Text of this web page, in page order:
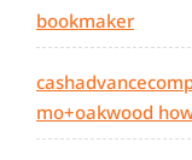
bookmaker
mo+oakwood